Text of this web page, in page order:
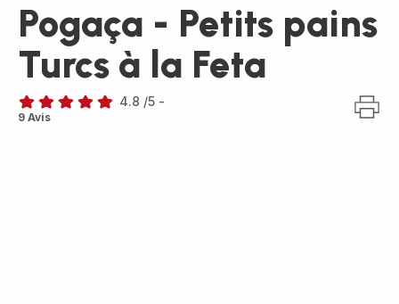
Pogaça - Petits pains
Turcs à la Feta
ratings.4.8
4.8 /5 -
9 Avis